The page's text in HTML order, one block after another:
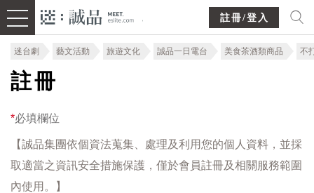
註冊/登入
迷台劇 藝文活動 旅遊文化 誠品一日電台 美食茶酒類商品 不
註冊
*必填欄位
【誠品集團依個資法蒐集、處理及利用您的個人資料，並採
取適當之資訊安全措施保護，僅於會員註冊及相關服務範圍
內使用。】